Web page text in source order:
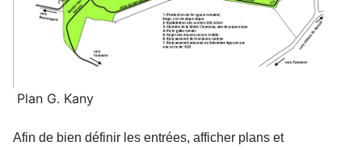
Plan G. Kany
Afin de bien définir les entrées, afficher plans et